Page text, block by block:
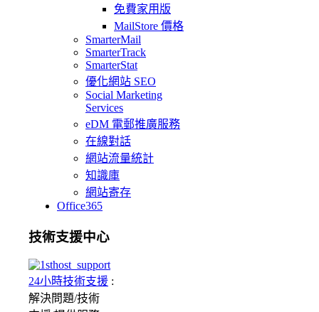
免費家用版
MailStore 價格
SmarterMail
SmarterTrack
SmarterStat
優化網站 SEO
Social Marketing
Services
eDM 電郵推廣服務
在線對話
網站流量統計
知識庫
網站寄存
Office365
技術支援中心
24小時技術支援 :
解決問題/技術